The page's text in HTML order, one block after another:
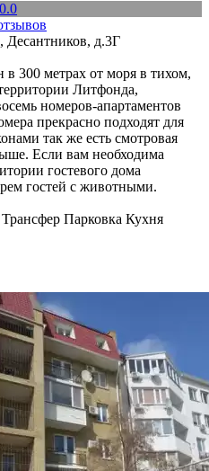
0.0
Десантников, д.3Г
300 метрах от моря в тихом,
Литфонда,
номеров-апартаментов
прекрасно подходят для
так же есть смотровая
Если вам необходима
гостевого дома
гостей с животными.
Трансфер Парковка Кухня